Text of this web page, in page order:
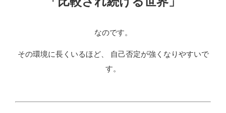
なのです。
その環境に長くいるほど、 自己否定が強くなりやすいで
す。